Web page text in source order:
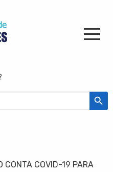
Search
CONTA COVID-19 PARA